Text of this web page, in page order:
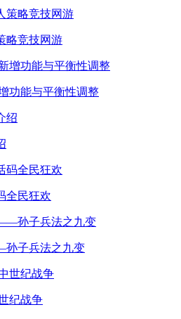
略竞技网游
功能与平衡性调整
全民狂欢
子兵法之九变
纪战争